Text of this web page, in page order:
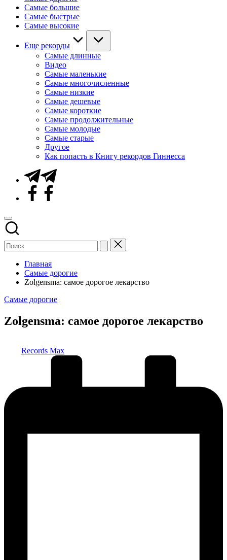
Самые большие
Самые быстрые
Самые высокие
Еще рекорды
Самые длинные
Видео
Самые маленькие
Самые многочисленные
Самые низкие
Самые дешевые
Самые короткие
Самые продолжительные
Самые молодые
Самые старые
Другое
Как попасть в Книгу рекордов Гиннесса
Telegram
Facebook
Главная
Самые дорогие
Zolgensma: самое дорогое лекарство
Опубликовано
Самые дорогие
Zolgensma: самое дорогое лекарство
Records Max